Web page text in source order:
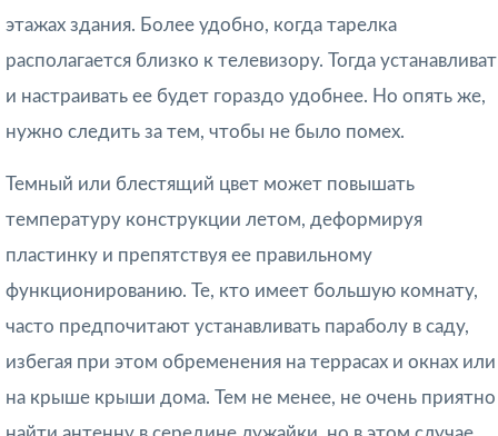
этажах здания. Более удобно, когда тарелка
располагается близко к телевизору. Тогда
и настраивать ее будет гораздо удобнее. Но опять же,
нужно следить за тем, чтобы не было помех.
Темный или блестящий цвет может повышать
температуру конструкции летом, деформируя
пластинку и препятствуя ее правильному
функционированию. Те, кто имеет большую комнату,
часто предпочитают устанавливать параболу в саду,
избегая при этом обременения на террасах и окнах или
на крыше крыши дома. Тем не менее, не очень приятно